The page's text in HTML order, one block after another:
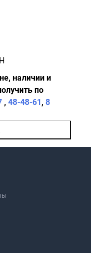
наличии и
по
, 48-48-61, 8